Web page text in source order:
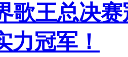
歌王总决
力冠军！